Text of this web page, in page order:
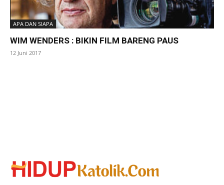
APA DAN SIAPA
WIM WENDERS : BIKIN FILM BARENG PAUS
12 Juni 2017